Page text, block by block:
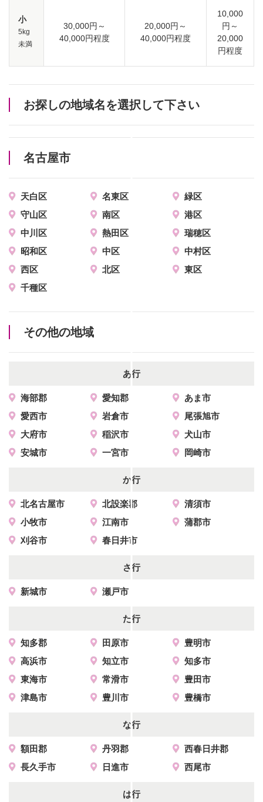
小
5kg
未満
30,000円～
40,000円程度
20,000円～
40,000円程度
10,000
円～
20,000
円程度
お探しの地域名を選択して下さい
名古屋市
天白区 名東区
緑区
守山区
南区
港区
中川区
熱田区
瑞穂区
昭和区
中区
中村区
西区
北区
東区
千種区
その他の地域
あ行
海部郡 愛知郡
あま市
愛西市
岩倉市
尾張旭市
大府市
稲沢市
犬山市
安城市
一宮市 岡崎市
か行
北名古屋市 北設楽郡
清須市
小牧市
江南市
蒲郡市
刈谷市
春日井市
さ行
新城市 瀬戸市
た行
知多郡 田原市
豊明市
高浜市
知立市
知多市
東海市
常滑市
豊田市
津島市
豊川市 豊橋市
な行
額田郡 丹羽郡
西春日井郡
長久手市
日進市 西尾市
は行